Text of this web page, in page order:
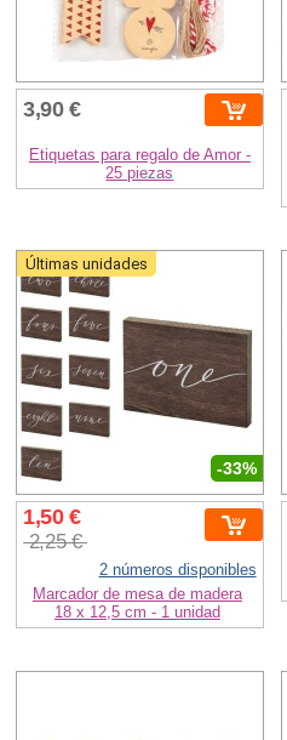
3,90 €
Etiquetas para regalo de Amor -
25 piezas
Últimas unidades
-33%
1,50 €
2,25 €
2 números disponibles
Marcador de mesa de madera
18 x 12,5 cm - 1 unidad